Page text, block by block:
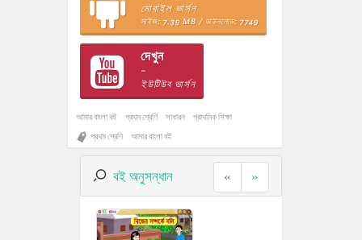
মোবাইল ভার্সন
সাইজ: 7.39 MB / ডাউনলোড: 7749
দেখুন
~
ইউটিউব ভার্সন
আমার বাংলা বই প্রথম শ্রেণি সাধারন
প্রাথমিক শিক্ষা
প্রথম শ্রেণি
আমার বাংলা বই
বই অনুসন্ধান « »